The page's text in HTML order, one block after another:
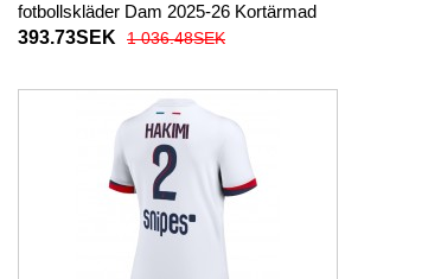
fotbollskläder Dam 2025-26 Kortärmad
393.73SEK
1 036.48SEK